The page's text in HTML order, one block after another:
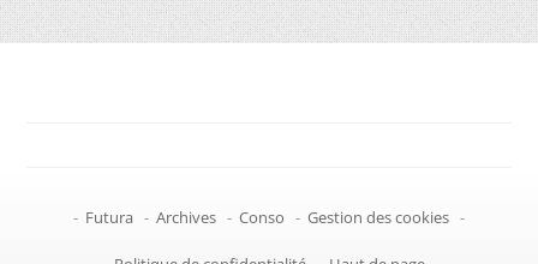
- Futura - Archives - Conso - Gestion des cookies -